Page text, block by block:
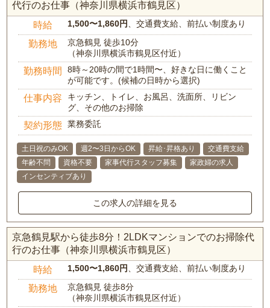
代行のお仕事（神奈川県横浜市鶴見区）
時給 1,500〜1,860円 、交通費支給、前払い制度あり
勤務地
京急鶴見 徒歩10分
（神奈川県横浜市鶴見区付近）
勤務時間
8時～20時の間で1時間〜、好きな日に働くこと
が可能です。(候補の日時から選択)
仕事内容
キッチン、トイレ、お風呂、洗面所、リビン
グ、その他のお掃除
契約形態 業務委託
土日祝のみOK 週2〜3日からOK 昇給･昇格あり
交通費支給
年齢不問
資格不要 家事代行スタッフ募集
家政婦の求人
インセンティブあり
この求人の詳細を見る
京急鶴見駅から徒歩8分！2LDKマンションでのお掃除代
行のお仕事（神奈川県横浜市鶴見区）
時給 1,500〜1,860円 、交通費支給、前払い制度あり
勤務地
京急鶴見 徒歩8分
（神奈川県横浜市鶴見区付近）